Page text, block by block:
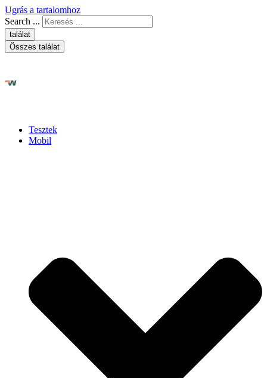
Ugrás a tartalomhoz
Search ...
találat
Összes találat
Tesztek
Mobil